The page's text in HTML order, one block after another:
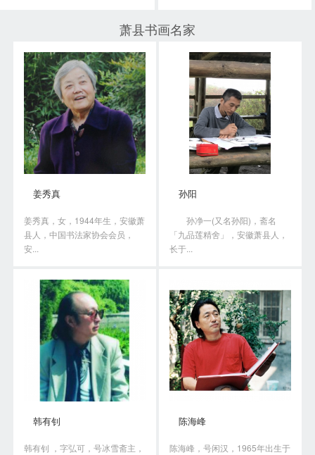
萧县书画名家
姜秀真
姜秀真，女，1944年生，安徽萧
县人，中国书法家协会会员，
安...
孙阳
孙净一(又名孙阳)，斋名
「九品莲精舍」，安徽萧县人，
长于...
韩有钊
韩有钊 ，字弘可，号冰雪斋主，
陈海峰
陈海峰，号闲汉，1965年出生于